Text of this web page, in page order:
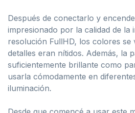
Después de conectarlo y
impresionado por la calidad de la
resolución FullHD, los colores se
detalles eran nítidos. Además, la
suficientemente brillante como
usarla cómodamente en
iluminación.